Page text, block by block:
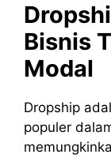
Bisnis
Modal
Dropship
populer